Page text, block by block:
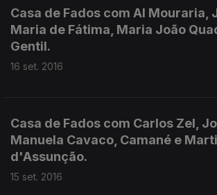
Casa de Fados com Al Mouraria,
Maria de Fátima, Maria João
Gentil.
16 set. 2016
Casa de Fados com Carlos Zel,
Manuela Cavaco, Camané e
d'Assunção.
15 set. 2016